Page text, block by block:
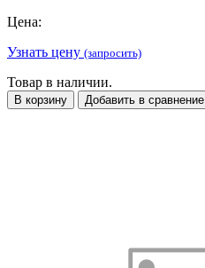
Цена:
Узнать цену (запросить)
Товар в наличии.
В корзину Добавить в сравнение